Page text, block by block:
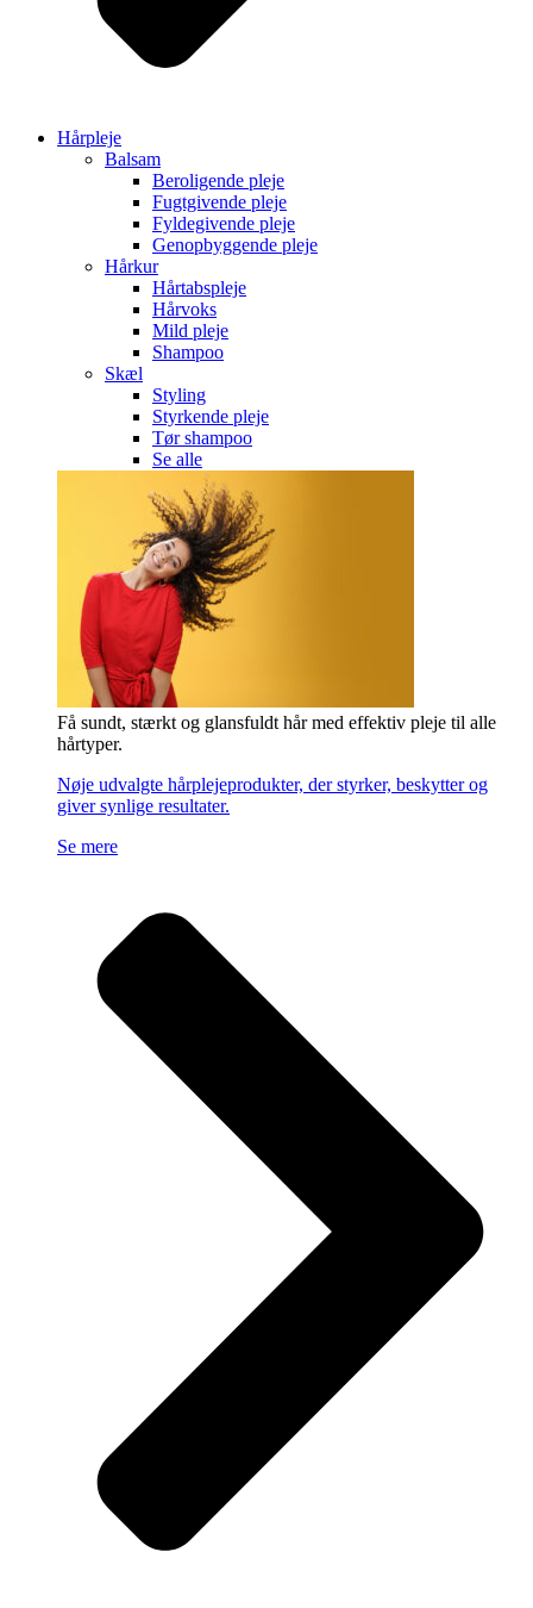
Hårpleje
Balsam
Beroligende pleje
Fugtgivende pleje
Fyldegivende pleje
Genopbyggende pleje
Hårkur
Hårtabspleje
Hårvoks
Mild pleje
Shampoo
Skæl
Styling
Styrkende pleje
Tør shampoo
Se alle
Få sundt, stærkt og glansfuldt hår med effektiv pleje til alle
hårtyper.
Nøje udvalgte hårplejeprodukter, der styrker, beskytter og
giver synlige resultater.
Se mere